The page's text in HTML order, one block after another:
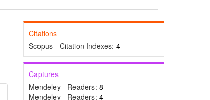
Citations
Scopus - Citation Indexes: 4
Captures
Mendeley - Readers: 8
Mendeley - Readers: 4